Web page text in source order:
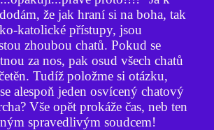
že jak hraní si na boha, tak
katolické přístupy, jsou
zhoubou chatů. Pokud se
za nos, pak osud všech chatů
Tudíž položme si otázku,
alespoň jeden osvícený chatový
Vše opět prokáže čas, neb ten
spravedlivým soudcem!